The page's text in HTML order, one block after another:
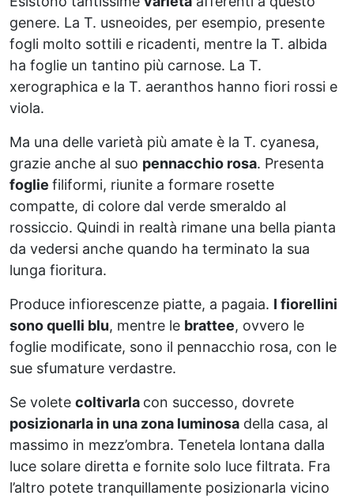
genere. La T. usneoides, per esempio, presente
fogli molto sottili e ricadenti, mentre la T. albida
ha foglie un tantino più carnose. La T.
xerographica e la T. aeranthos hanno fiori rossi e
viola.
Ma una delle varietà più amate è la T. cyanesa,
grazie anche al suo pennacchio rosa. Presenta
foglie filiformi, riunite a formare rosette
compatte, di colore dal verde smeraldo al
rossiccio. Quindi in realtà rimane una bella pianta
da vedersi anche quando ha terminato la sua
lunga fioritura.
Produce infiorescenze piatte, a pagaia. I fiorellini
sono quelli blu, mentre le brattee, ovvero le
foglie modificate, sono il pennacchio rosa, con le
sue sfumature verdastre.
Se volete coltivarla con successo, dovrete
posizionarla in una zona luminosa della casa, al
massimo in mezz’ombra. Tenetela lontana dalla
luce solare diretta e fornite solo luce filtrata. Fra
l’altro potete tranquillamente posizionarla vicino